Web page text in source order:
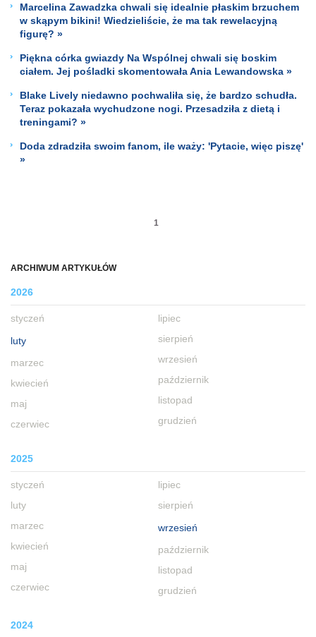
ARCHIWUM ARTYKUŁÓW
2026
styczeń
luty
marzec
kwiecień
maj
czerwiec
lipiec
sierpień
wrzesień
październik
listopad
grudzień
2025
styczeń
luty
marzec
kwiecień
maj
czerwiec
lipiec
sierpień
wrzesień
październik
listopad
grudzień
2024
Marcelina Zawadzka chwali się idealnie płaskim brzuchem
w skąpym bikini! Wiedzieliście, że ma tak rewelacyjną
figurę? »
Piękna córka gwiazdy Na Wspólnej chwali się boskim
ciałem. Jej pośladki skomentowała Ania Lewandowska »
Blake Lively niedawno pochwaliła się, że bardzo schudła.
Teraz pokazała wychudzone nogi. Przesadziła z dietą i
treningami? »
Doda zdradziła swoim fanom, ile waży: 'Pytacie, więc piszę'
»
1